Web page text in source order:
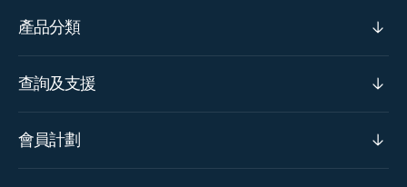
產品分類
查詢及支援
會員計劃